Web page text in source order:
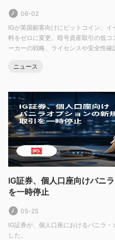
品やツールにアクセスすること
トフォームに慣れ、さまざまな
ます。
レバレッジ
れは、トレーダーが利用可能な
ことができることを意味します
ダーにとって強力なツールとな
を得ることができます。ただし
可能性があり、レバレッジのリ
することが重要です。
スプレッドと手数料
コスト面では、IG証券は競争力
り、
ただし、手数料に関する情報は
部のトレーダーに不確実性を生
06-02
IGが英国顧客向けにビットコイン、
料をゼロに変更。暗号資産取引の低コ
ーカーの戦略、ライセンスや安全性確
ニュース
IG証券、個人口座向けバニ
を一時停止
05-25
IG証券が、個人口座におけるバニラ
した。